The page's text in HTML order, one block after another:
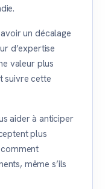
un décalage
d’expertise
valeur plus
suivre cette
aider à anticiper
plus
même s’ils